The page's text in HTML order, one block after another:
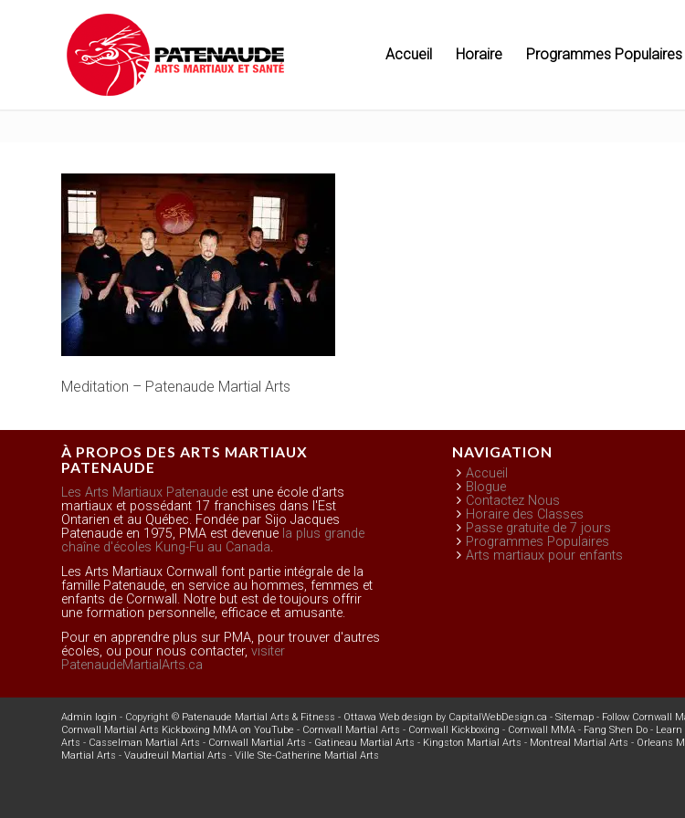
Accueil Horaire Programmes Populaires
Meditation – Patenaude Martial Arts
À PROPOS DES ARTS MARTIAUX
PATENAUDE
Les Arts Martiaux Patenaude est une école d'arts
martiaux et possédant 17 franchises dans l'Est
Ontarien et au Québec. Fondée par Sijo Jacques
Patenaude en 1975, PMA est devenue la plus grande
chaîne d'écoles Kung-Fu au Canada.
Les Arts Martiaux Cornwall font partie intégrale de la
famille Patenaude, en service au hommes, femmes et
enfants de Cornwall. Notre but est de toujours offrir
une formation personnelle, efficace et amusante.
Pour en apprendre plus sur PMA, pour trouver d'autres
écoles, ou pour nous contacter, visiter
PatenaudeMartialArts.ca
NAVIGATION
Accueil
Blogue
Contactez Nous
Horaire des Classes
Passe gratuite de 7 jours
Programmes Populaires
Arts martiaux pour enfants
Admin login - Copyright © Patenaude Martial Arts & Fitness - Ottawa Web design by CapitalWebDesign.ca - Sitemap - Follow Cornwall
Cornwall Martial Arts Kickboxing MMA on YouTube - Cornwall Martial Arts - Cornwall Kickboxing - Cornwall MMA - Fang Shen Do - Learn
Arts - Casselman Martial Arts - Cornwall Martial Arts - Gatineau Martial Arts - Kingston Martial Arts - Montreal Martial Arts - Orleans
Martial Arts - Vaudreuil Martial Arts - Ville Ste-Catherine Martial Arts